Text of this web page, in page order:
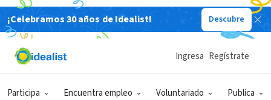
¡Celebramos 30 años de Idealist! Descubre
Participa Encuentra empleo Voluntariado Publica
Ingresa Regístrate
ORGANIZACIÓN SIN FIN DE LUCRO
Animal Trustees of Austin